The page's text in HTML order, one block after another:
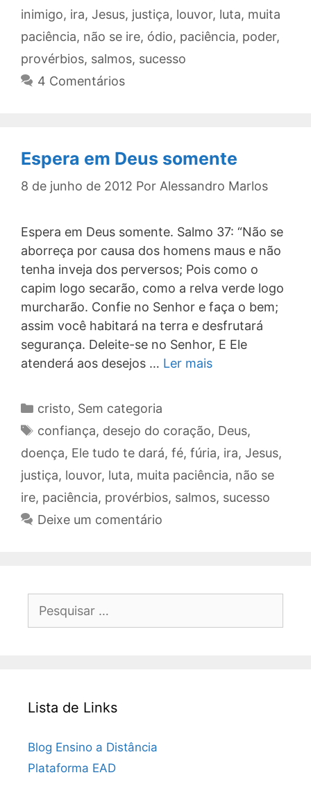
inimigo, ira, Jesus, justiça, louvor, luta, muita
paciência, não se ire, ódio, paciência, poder,
provérbios, salmos, sucesso
4 Comentários
Espera em Deus somente
8 de junho de 2012 Por Alessandro Marlos
Espera em Deus somente. Salmo 37: “Não se
aborreça por causa dos homens maus e não
tenha inveja dos perversos; Pois como o
capim logo secarão, como a relva verde logo
murcharão. Confie no Senhor e faça o bem;
assim você habitará na terra e desfrutará
segurança. Deleite-se no Senhor, E Ele
atenderá aos desejos … Ler mais
Categorias
cristo, Sem categoria
Tags
confiança, desejo do coração, Deus,
doença, Ele tudo te dará, fé, fúria, ira, Jesus,
justiça, louvor, luta, muita paciência, não se
ire, paciência, provérbios, salmos, sucesso
Deixe um comentário
por:
Lista de Links
Blog Ensino a Distância
Plataforma EAD